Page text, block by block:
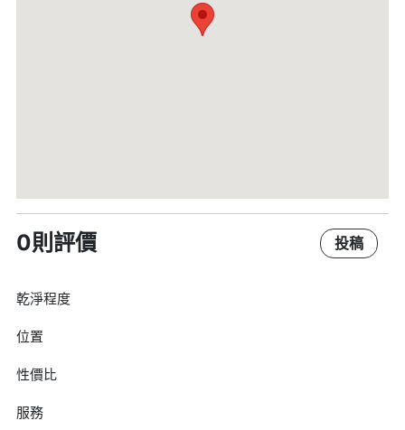
0則評價 投稿
乾淨程度
位置
性價比
服務